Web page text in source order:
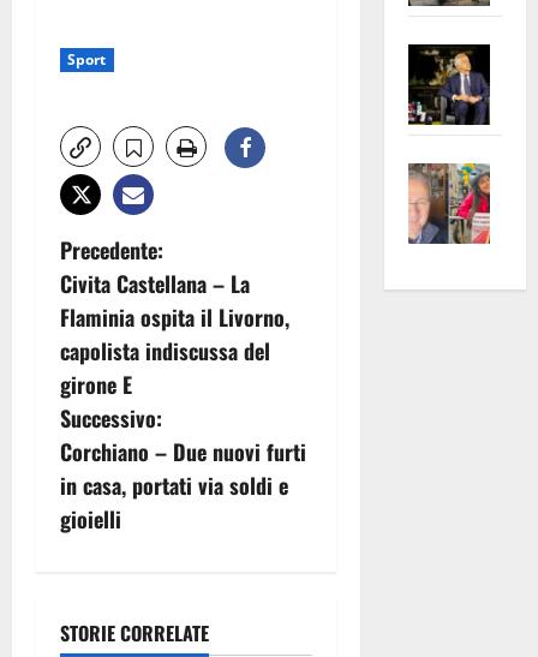
Sport
N
a
v
i
g
a
i
Precedente:
Civita Castellana – La
Flaminia ospita il Livorno,
capolista indiscussa del
girone E
Successivo:
Corchiano – Due nuovi furti
in casa, portati via soldi e
gioielli
STORIE CORRELATE
euro
apre